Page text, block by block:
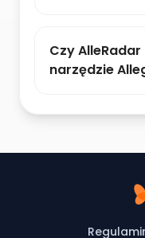
Czy
narzędzie